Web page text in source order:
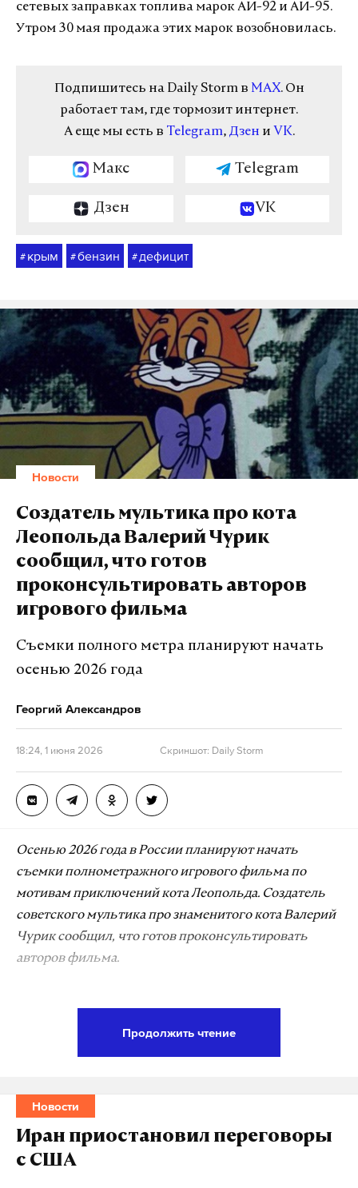
сетевых заправках топлива марок АИ-92 и АИ-95.
Утром 30 мая продажа этих марок возобновилась.
Подпишитесь на Daily Storm в MAX. Он
работает там, где тормозит интернет.
А еще мы есть в Telegram, Дзен и VK.
Макс Telegram
Дзен VK
# крым #бензин # дефицит
Новости
Создатель мультика про кота
Леопольда Валерий Чурик
сообщил, что готов
проконсультировать авторов
игрового фильма
Съемки полного метра планируют начать
осенью 2026 года
Георгий Александров
18:24, 1 июня 2026 Скриншот: Daily Storm
Осенью 2026 года в России планируют начать
съемки полнометражного игрового фильма по
мотивам приключений кота Леопольда. Создатель
советского мультика про знаменитого кота Валерий
Чурик сообщил, что готов проконсультировать
авторов фильма.
вкус, прежде всего, режиссера, который будет
этим заниматься, и художника тоже, это мое
мнение», — прокомментировал Daily Storm
Продолжить чтение
Новости
Иран приостановил переговоры
с США